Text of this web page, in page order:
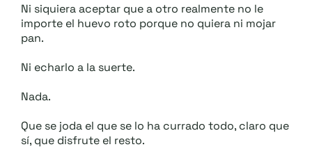
Ni siquiera aceptar que a otro realmente no le
importe el huevo roto porque no quiera ni mojar
pan.
Ni echarlo a la suerte.
Nada.
Que se joda el que se lo ha currado todo, claro que
sí, que disfrute el resto.